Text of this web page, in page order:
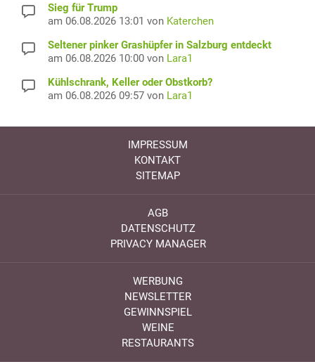
Sieg für Trump
am 06.08.2026 13:01 von Katerchen
Seltener pinker Grashüpfer in Salzburg entdeckt
am 06.08.2026 10:00 von Lara1
Kühlschrank, Keller oder Obstkorb?
am 06.08.2026 09:57 von Lara1
IMPRESSUM
KONTAKT
SITEMAP
AGB
DATENSCHUTZ
PRIVACY MANAGER
WERBUNG
NEWSLETTER
GEWINNSPIEL
WEINE
RESTAURANTS